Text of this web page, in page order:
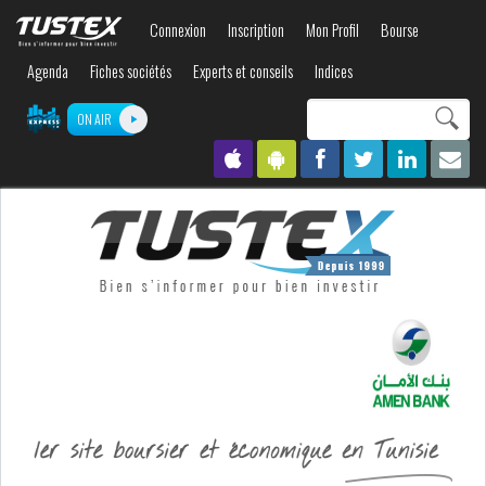
contenu
Connexion Inscription Mon Profil
Bourse
Agenda
Fiches sociétés Experts et conseils Indices
ON AIR
recherche